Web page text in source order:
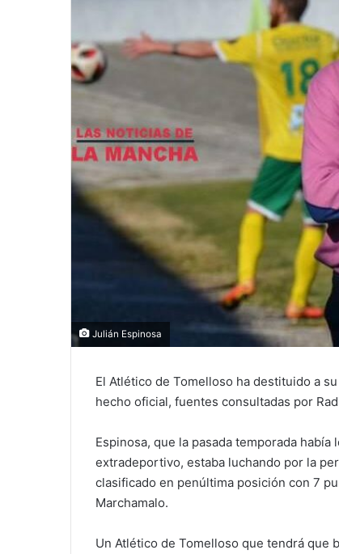
Julián Espinosa
El Atlético de Tomelloso ha destituido a
hecho oficial, fuentes consultadas por
Espinosa, que la pasada temporada
extradeportivo, estaba luchando por la
clasificado en penúltima posición con 7
Marchamalo.
Un Atlético de Tomelloso que tendrá que